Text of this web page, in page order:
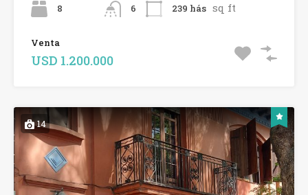
8
6
239 hás sq ft
Venta
USD 1.200.000
14